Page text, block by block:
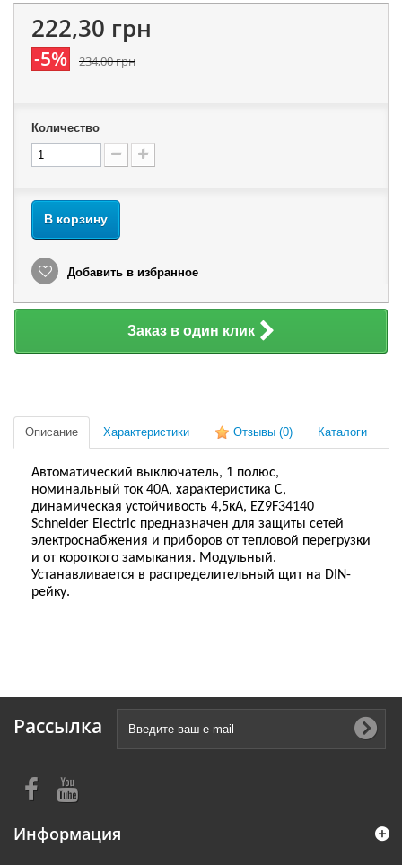
222,30 грн
-5% 234,00 грн
Количество
В корзину
Добавить в избранное
Заказ в один клик
Описание Характеристики Отзывы (0) Каталоги
Автоматический выключатель, 1 полюс,
номинальный ток 40А, характеристика С,
динамическая устойчивость 4,5кА, EZ9F34140
Schneider Electric предназначен для защиты сетей
электроснабжения и приборов от тепловой перегрузки
и от короткого замыкания. Модульный.
Устанавливается в распределительный щит на DIN-
рейку.
Рассылка
Информация